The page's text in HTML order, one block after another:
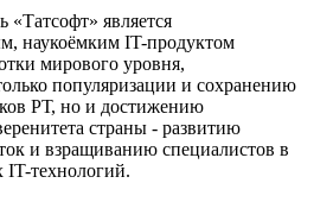
является
наукоёмким IT-продуктом
мирового уровня,
популяризации и сохранению
РТ, но и достижению
страны - развитию
и взращиванию специалистов в
IT-технологий.